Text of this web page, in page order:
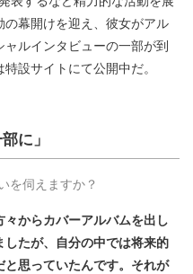
幕開けを迎え、彼女がアル
ルインタビューの一部が到
設サイトにて公開中だ。
に」
伺えますか？
からカバーアルバムを出し
たが、自分の中では将来的
思っていたんです。それが